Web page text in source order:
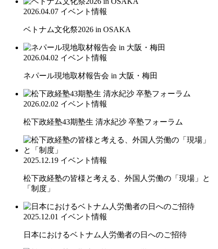
2026.04.07 イベント情報
ベトナム文化祭2026 in OSAKA
2026.04.02 イベント情報
ネパール現地取材報告会 in 大阪・梅田
2026.02.02 イベント情報
松下政経塾43期塾生 清水紀沙 卒塾フォーラム
2025.12.19 イベント情報
松下政経塾の皆様と考える、外国人労働の「現場」と
「制度」
2025.12.01 イベント情報
日本におけるベトナム人労働者の日へのご招待